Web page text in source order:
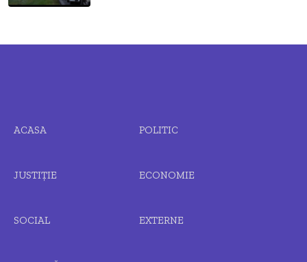
ACASA POLITIC
JUSTIȚIE ECONOMIE
SOCIAL EXTERNE